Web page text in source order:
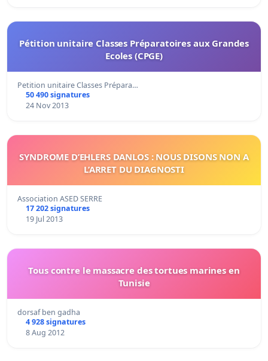
Pétition unitaire Classes Préparatoires aux Grandes
Ecoles (CPGE)
Petition unitaire Classes Prépara…
50 490 signatures
24 Nov 2013
SYNDROME D’EHLERS DANLOS : NOUS DISONS NON A
L’ARRET DU DIAGNOSTI
Association ASED SERRE
17 202 signatures
19 Jul 2013
Tous contre le massacre des tortues marines en
Tunisie
dorsaf ben gadha
4 928 signatures
8 Aug 2012